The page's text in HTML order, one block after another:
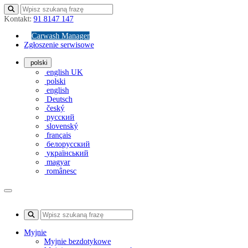
Kontakt: 91 8147 147
Carwash Manager
Zgłoszenie serwisowe
polski
english UK
polski
english
Deutsch
český
русский
slovenský
français
белорусский
український
magyar
românesc
Myjnie
Myjnie bezdotykowe